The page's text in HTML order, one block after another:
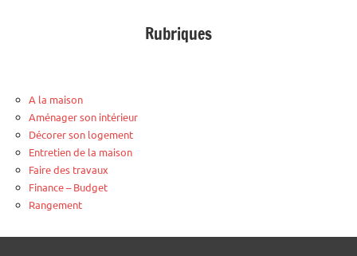
Rubriques
A la maison
Aménager son intérieur
Décorer son logement
Entretien de la maison
Faire des travaux
Finance – Budget
Rangement